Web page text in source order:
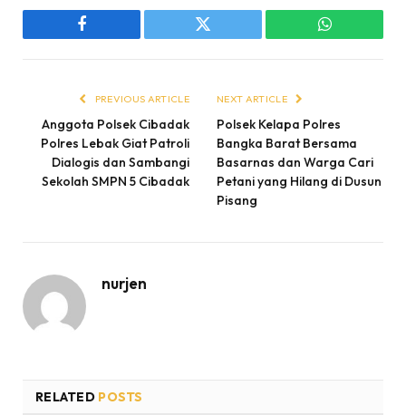
Facebook Twitter WhatsApp
PREVIOUS ARTICLE
Anggota Polsek Cibadak
Polres Lebak Giat Patroli
Dialogis dan Sambangi
Sekolah SMPN 5 Cibadak
NEXT ARTICLE
Polsek Kelapa Polres
Bangka Barat Bersama
Basarnas dan Warga Cari
Petani yang Hilang di Dusun
Pisang
nurjen
RELATED POSTS